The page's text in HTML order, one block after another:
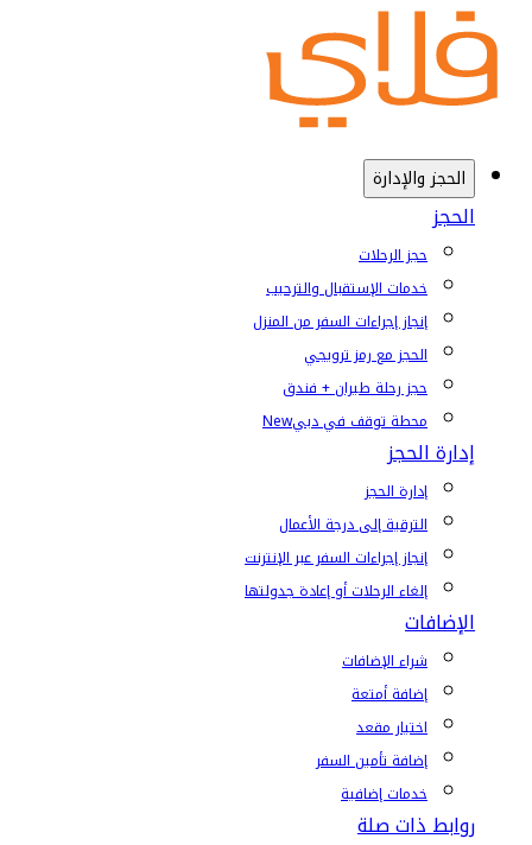
الحجز والإدارة
الحجز
حجز الرحلات
خدمات الإستقبال والترحيب
إنجاز إجراءات السفر من المنزل
الحجز مع رمز ترويجي
حجز رحلة طيران + فندق
محطة توقف في دبيNew
إدارة الحجز
إدارة الحجز
الترقية إلى درجة الأعمال
إنجاز إجراءات السفر عبر الإنترنت
إلغاء الرحلات أو إعادة جدولتها
الإضافات
شراء الإضافات
إضافة أمتعة
اختيار مقعد
إضافة تأمين السفر
خدمات إضافية
روابط ذات صلة